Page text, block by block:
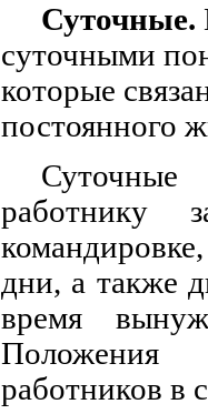
Суточные.
суточными
которые
постоянного
Суточные
работнику
дни, а также
время
Положения
работников в